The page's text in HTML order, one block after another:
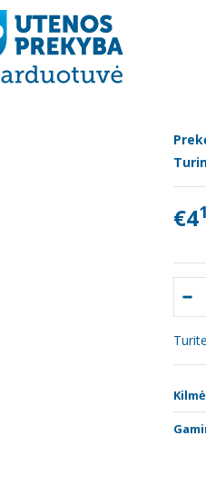
Šokoladas "Karališkas" cacao,
CACAO, 100G
€4